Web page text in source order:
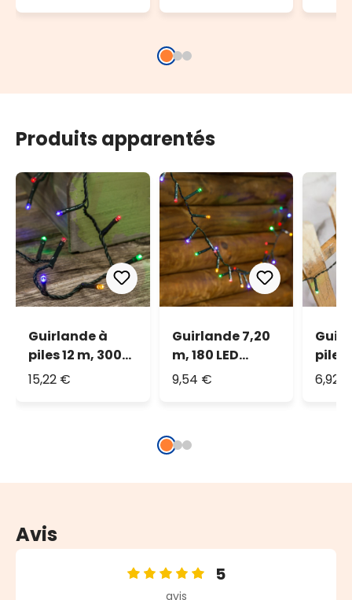
Produits apparentés
Guirlande à
piles 12 m, 300
multicolor
15,22 €
Guirlande 7,20
m, 180 LED
multicolor
9,54 €
piles
LED
6,92
Avis
Note moyenne de 5 sur 5 étoiles
5
avis